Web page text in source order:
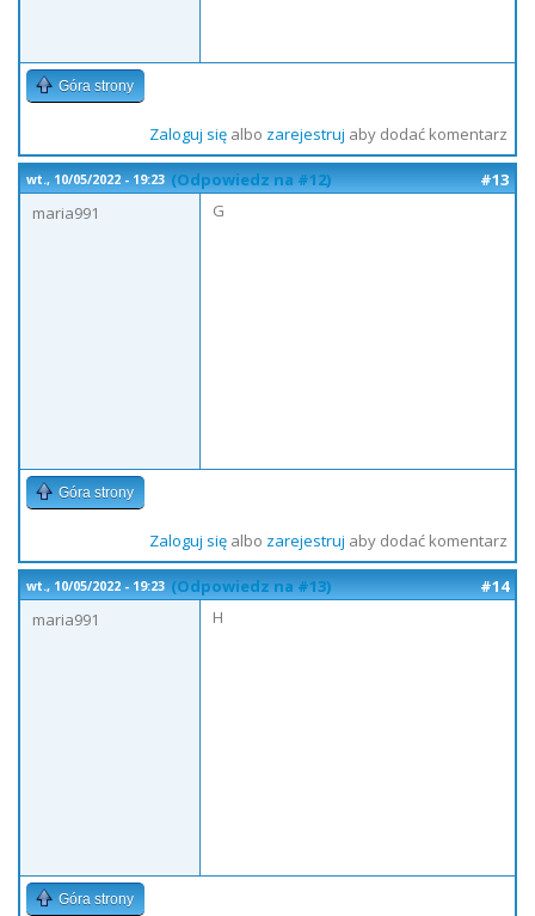
Góra strony
Zaloguj sięalbo zarejestruj aby dodać komentarz
wt., 10/05/2022 - 19:23 (Odpowiedz na #12)
#13
maria991
G
Góra strony
Zaloguj sięalbo zarejestruj aby dodać komentarz
wt., 10/05/2022 - 19:23 (Odpowiedz na #13)
#14
maria991
H
Góra strony